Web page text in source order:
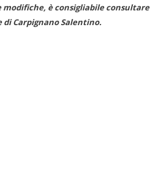
modifiche, è consigliabile consultare
Carpignano Salentino.